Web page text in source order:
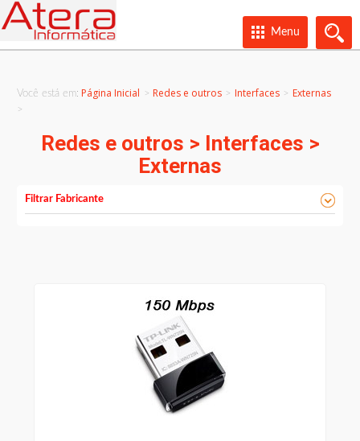
Menu
Você está em: Página Inicial Redes e outros > Interfaces > Externas
>
Redes e outros > Interfaces >
Externas
Filtrar Fabricante